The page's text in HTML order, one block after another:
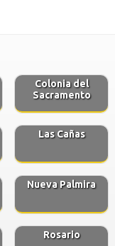
Colonia del
Sacramento
Las Cañas
Nueva Palmira
Rosario